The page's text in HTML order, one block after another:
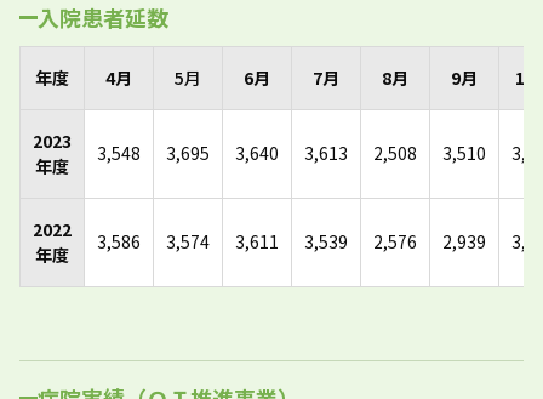
入院患者延数
年度 4月 5月 6月 7月 8月 9月 10
2023
年度
3,548 3,695 3,640 3,613 2,508 3,510
2022
年度
3,586 3,574 3,611 3,539 2,576 2,939